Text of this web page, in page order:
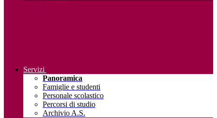
Servizi
Panoramica
Famiglie e studenti
Personale scolastico
Percorsi di studio
Archivio A.S.